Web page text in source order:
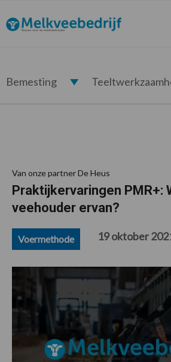
de
hoofdnavigatie
de
hoofd
de
eerste
de
voettekst
Melkveebedrijf.nl
Bemesting
Van onze partner De Heus
Praktijkervaringen PMR+:
veehouder ervan?
Voermethode 19 oktober